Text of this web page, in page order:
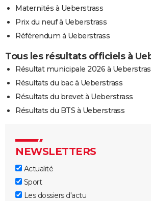
Maternités à Ueberstrass
Prix du neuf à Ueberstrass
Référendum à Ueberstrass
Tous les résultats officiels à
Résultat municipale 2026 à
Résultats du bac à Ueberstrass
Résultats du brevet à Ueberstrass
Résultats du BTS à Ueberstrass
NEWSLETTERS
Actualité
Sport
Les dossiers d'actu